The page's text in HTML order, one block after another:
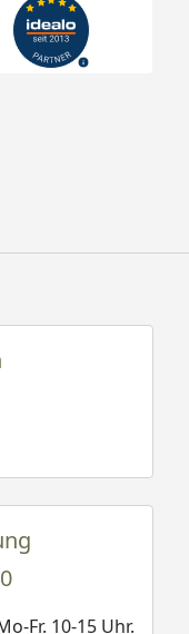
Fr. 10-15 Uhr.